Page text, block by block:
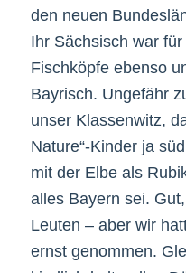
den neuen
Ihr Sächsisch war
Fischköpfe ebenso
Bayrisch. Ungefähr
unser Klassenwitz,
Nature“-Kinder ja
mit der Elbe als
alles Bayern sei.
Leuten – aber wir
ernst genommen.